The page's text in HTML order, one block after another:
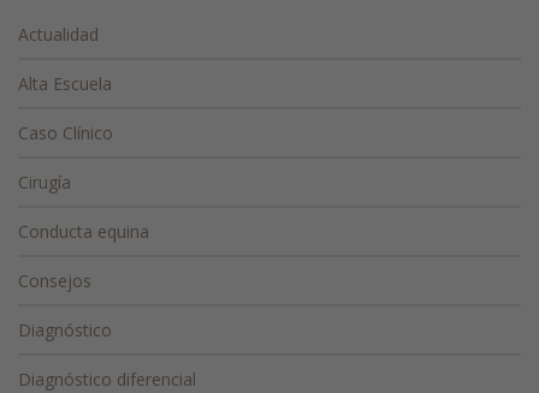
Actualidad
Alta Escuela
Caso Clínico
Cirugía
Conducta equina
Consejos
Diagnóstico
Diagnóstico diferencial